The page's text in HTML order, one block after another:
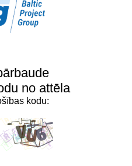
no attēla
kodu: